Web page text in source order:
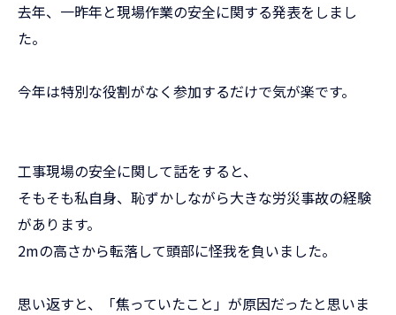
去年、一昨年と現場作業の安全に関する発表をしまし
た。
今年は特別な役割がなく参加するだけで気が楽です。
工事現場の安全に関して話をすると、
そもそも私自身、恥ずかしながら大きな労災事故の経験
があります。
2mの高さから転落して頭部に怪我を負いました。
思い返すと、「焦っていたこと」が原因だったと思いま